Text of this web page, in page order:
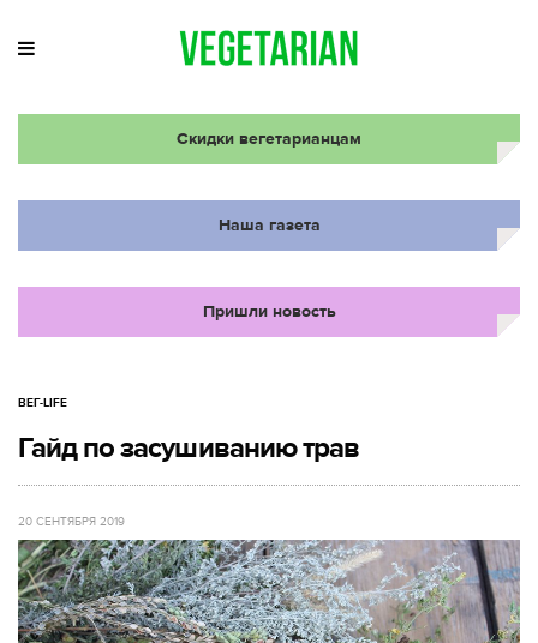
Скидки вегетарианцам
Наша газета
Пришли новость
ВЕГ-LIFE
Гайд по засушиванию трав
20 СЕНТЯБРЯ 2019